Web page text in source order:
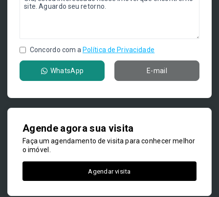
Concordo com a Política de Privacidade
WhatsApp E-mail
Agende agora sua visita
Faça um agendamento de visita para conhecer melhor
o imóvel.
Agendar visita